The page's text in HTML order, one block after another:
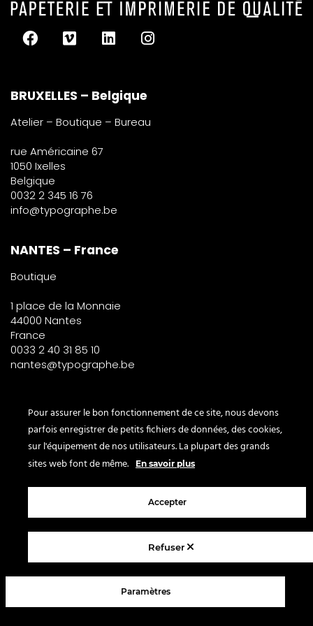
BRUXELLES – Belgique
Atelier – Boutique – Bureau
rue Américaine 67
1050 Ixelles
Belgique
0032 2 345 16 76
info@typographe.be
NANTES – France
Boutique
1 place de la Monnaie
44000 Nantes
France
0033 2 40 31 85 10
nantes@typographe.be
PARIS – France
Corner
le Bon Marché
24 rue de Sèvres
France
© 2025 Le Typographe - Brussels
Pour assurer le bon fonctionnement de ce site, nous devons
parfois enregistrer de petits fichiers de données, des cookies,
sur l'équipement de nos utilisateurs. La plupart des grands
sites web font de même.
En savoir plus
Accepter
Refuser
Paramètres